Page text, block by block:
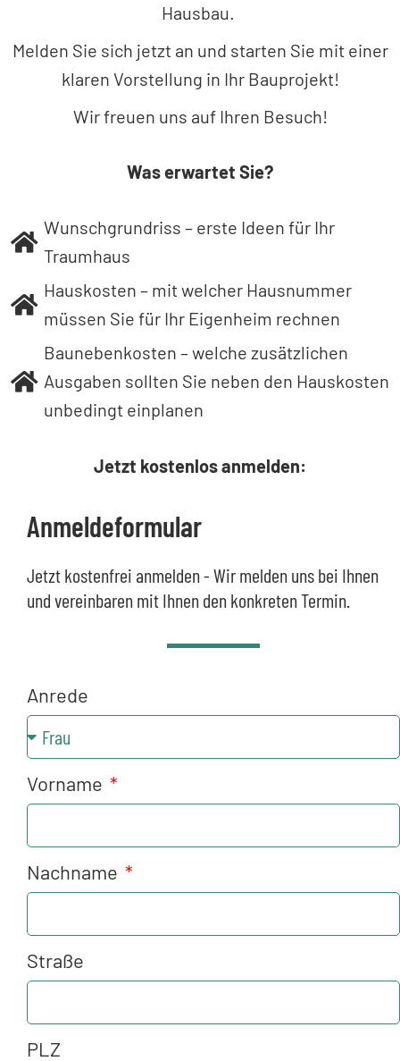
Hausbau.
Melden Sie sich jetzt an und starten Sie mit einer
klaren Vorstellung in Ihr Bauprojekt!
Wir freuen uns auf Ihren Besuch!
Was erwartet Sie?
Wunschgrundriss – erste Ideen für Ihr
Traumhaus
Hauskosten – mit welcher Hausnummer
müssen Sie für Ihr Eigenheim rechnen
Baunebenkosten – welche zusätzlichen
Ausgaben sollten Sie neben den Hauskosten
unbedingt einplanen
Jetzt kostenlos anmelden:
Anmeldeformular
Jetzt kostenfrei anmelden - Wir melden uns bei Ihnen
und vereinbaren mit Ihnen den konkreten Termin.
Anrede
Vorname
Nachname
Straße
PLZ